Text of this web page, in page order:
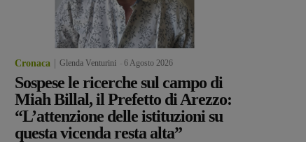
Cronaca Glenda Venturini 6 Agosto 2026
Sospese le ricerche sul campo di
Miah Billal, il Prefetto di Arezzo:
“L’attenzione delle istituzioni su
questa vicenda resta alta”